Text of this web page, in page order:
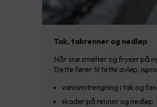
Tak, takrenner og nedløp
Når snø smelter og fryser på
Dette fører til tette avløp,
vanninntrengning i tak og
skader på renner og nedløp